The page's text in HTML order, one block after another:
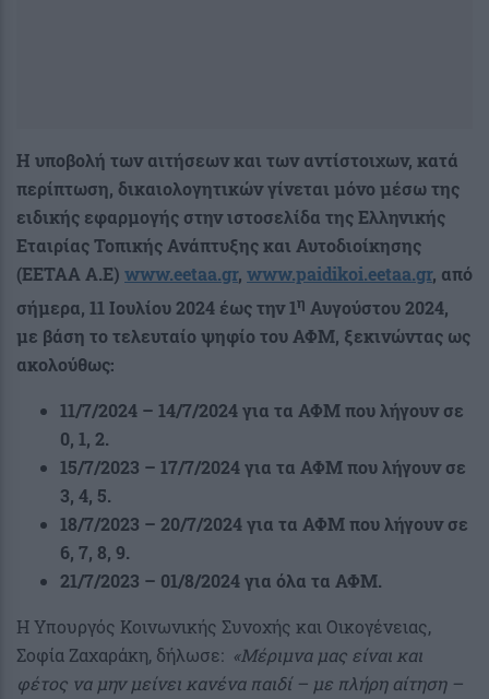
Η υποβολή των αιτήσεων και των αντίστοιχων, κατά
περίπτωση, δικαιολογητικών γίνεται μόνο μέσω της
ειδικής εφαρμογής στην ιστοσελίδα της Ελληνικής
Εταιρίας Τοπικής Ανάπτυξης και Αυτοδιοίκησης
(ΕΕΤΑΑ Α.Ε) www.eetaa.gr, www.paidikoi.eetaa.gr, από
σήμερα, 11 Ιουλίου 2024 έως την 1η Αυγούστου 2024,
με βάση το τελευταίο ψηφίο του ΑΦΜ, ξεκινώντας ως
ακολούθως:
11/7/2024 – 14/7/2024 για τα ΑΦΜ που λήγουν σε
0, 1, 2.
15/7/2023 – 17/7/2024 για τα ΑΦΜ που λήγουν σε
3, 4, 5.
18/7/2023 – 20/7/2024 για τα ΑΦΜ που λήγουν σε
6, 7, 8, 9.
21/7/2023 – 01/8/2024 για όλα τα ΑΦΜ.
Η Υπουργός Κοινωνικής Συνοχής και Οικογένειας,
Σοφία Ζαχαράκη, δήλωσε: «Μέριμνα μας είναι και
φέτος να μην μείνει κανένα παιδί – με πλήρη αίτηση –